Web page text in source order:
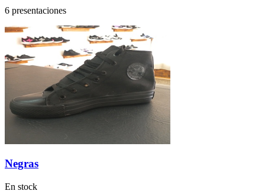
6 presentaciones
Negras
En stock